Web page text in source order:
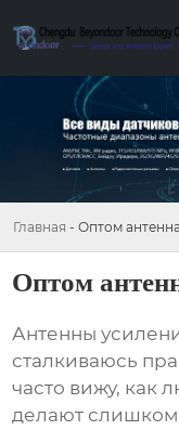
Главная - Оптом
Оптом
Антенны
сталкиваюсь
часто вижу, как
делают